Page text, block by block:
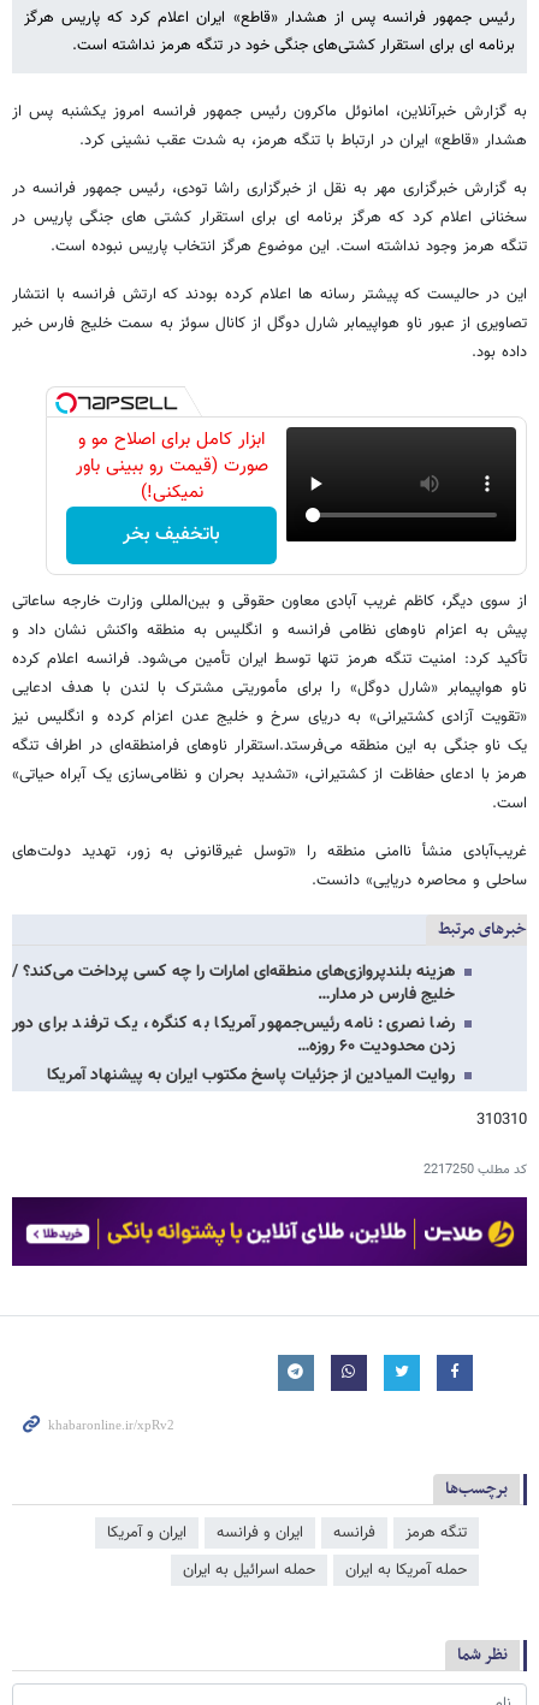
رئیس جمهور فرانسه پس از هشدار «قاطع» ایران اعلام کرد که پاریس هرگز
برنامه‌ ای برای استقرار کشتی‌های جنگی خود در تنگه هرمز نداشته است.
به گزارش خبرآنلاین، امانوئل ماکرون رئیس جمهور فرانسه امروز یکشنبه پس از
هشدار «قاطع» ایران در ارتباط با تنگه هرمز، به شدت عقب‌ نشینی کرد.
به گزارش خبرگزاری مهر به نقل از خبرگزاری راشا تودی، رئیس جمهور فرانسه در
سخنانی اعلام کرد که هرگز برنامه‌ ای برای استقرار کشتی‌ های جنگی پاریس در
تنگه هرمز وجود نداشته است. این موضوع هرگز انتخاب پاریس نبوده است.
این در حالیست که پیشتر رسانه ها اعلام کرده بودند که ارتش فرانسه با انتشار
تصاویری از عبور ناو هواپیمابر شارل دوگل از کانال سوئز به سمت خلیج فارس خبر
داده بود.
ابزار کامل برای اصلاح مو و
صورت (قیمت رو ببینی باور
نمیکنی!)
باتخفیف بخر
از سوی دیگر، کاظم غریب آبادی معاون حقوقی و بین‌المللی وزارت خارجه ساعاتی
پیش به اعزام ناوهای نظامی فرانسه و انگلیس به منطقه واکنش نشان داد و
تأکید کرد: امنیت تنگه هرمز تنها توسط ایران تأمین می‌شود. فرانسه اعلام کرده
ناو هواپیمابر «شارل دوگل» را برای مأموریتی مشترک با لندن با هدف ادعایی
«تقویت آزادی کشتیرانی» به دریای سرخ و خلیج عدن اعزام کرده و انگلیس نیز
یک ناو جنگی به این منطقه می‌فرستد.استقرار ناوهای فرامنطقه‌ای در اطراف تنگه
هرمز با ادعای حفاظت از کشتیرانی، «تشدید بحران و نظامی‌سازی یک آبراه حیاتی»
است.
غریب‌آبادی منشأ ناامنی منطقه را «توسل غیرقانونی به زور، تهدید دولت‌های
ساحلی و محاصره دریایی» دانست.
خبرهای مرتبط
هزینه بلندپروازی‌های منطقه‌ای امارات را چه کسی پرداخت می‌کند؟ /
خلیج فارس در مدار…
رضا نصری: نامه رئیس‌جمهور آمریکا به کنگره، یک ترفند برای دور
زدن محدودیت ۶۰ روزه…
روایت المیادین از جزئیات پاسخ مکتوب ایران به پیشنهاد آمریکا
310310
کد مطلب2217250
برچسب‌ها
تنگه هرمز فرانسه ایران و فرانسه
ایران و آمریکا
حمله آمریکا به ایران
حمله اسرائیل به ایران
نظر شما